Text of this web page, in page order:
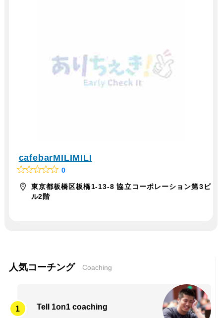
cafebarMILIMILI
R
a
t
0
東京都板橋区板橋1-13-8 協立コーポレーション第3ビ
ル2階
人気コーチング Coaching
Tell 1on1 coaching